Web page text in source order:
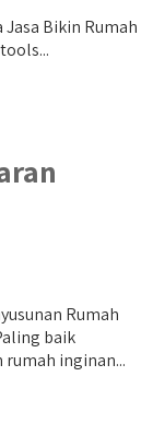
Jasa Bikin Rumah
Rumah
baik
inginan...